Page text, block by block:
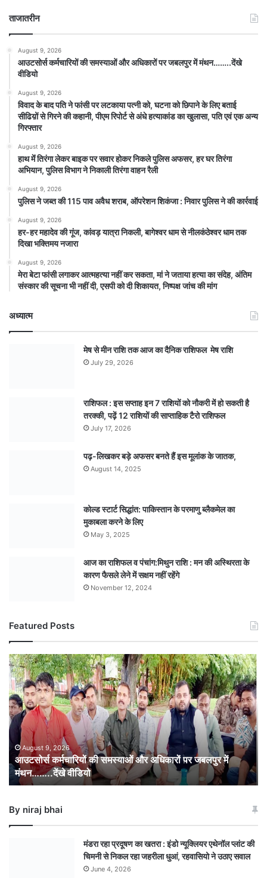
ताजातरीन
August 9, 2026
आउटसोर्स कर्मचारियों की समस्याओं और अधिकारों पर जबलपुर में मंथन……..देंखे
वीडियो
August 9, 2026
विवाद के बाद पति ने फांसी पर लटकाया पत्नी को, घटना को छिपाने के लिए बताई
सीढिय़ों से गिरने की कहानी, पीएम रिपोर्ट से अंधे हत्याकांड का खुलासा, पति एवं एक अन्य
गिरफ्तार
August 9, 2026
हाथ मेंं तिरंगा लेकर बाइक पर सवार होकर निकले पुलिस अफसर, हर घर तिरंगा
अभियान, पुलिस विभाग ने निकाली तिरंगा वाहन रैली
August 9, 2026
पुलिस ने जब्त की 115 पाव अवैध शराब, ऑपरेशन शिकंजा : निवार पुलिस ने की कार्रवाई
August 9, 2026
हर-हर महादेव की गूंज, कांवड़ यात्रा निकली, बागेश्वर धाम से नीलकंठेश्वर धाम तक
दिखा भक्तिमय नजारा
August 9, 2026
मेरा बेटा फांसी लगाकर आत्महत्या नहीं कर सकता, मां ने जताया हत्या का संदेह, अंतिम
संस्कार की सूचना भी नहीं दी, एसपी को दी शिकायत, निष्पक्ष जांच की मांग
अध्यात्म
मेष से मीन राशि तक आज का दैनिक राशिफल मेष राशि
July 29, 2026
राशिफल : इस सप्ताह इन 7 राशियों को नौकरी में हो सकती है
तरक्की, पढ़ें 12 राशियों की साप्ताहिक टैरो राशिफल
July 17, 2026
पढ़-लिखकर बड़े अफसर बनते हैं इस मूलांक के जातक,
August 14, 2025
कोल्ड स्टार्ट सिद्धांत: पाकिस्तान के परमाणु ब्लैकमेल का
मुकाबला करने के लिए
May 3, 2025
आज का राशिफल व पंचांग:मिथुन राशि : मन की अस्थिरता के
कारण फैसले लेने में सक्षम नहीं रहेंगे
November 12, 2024
Featured Posts
आउटसोर्स
कर्मचारियों
की
समस्याओं
और
अधिकारों
पर
जबलपुर
मंथन……..देंखे
वीडियो
August 9, 2026
आउटसोर्स कर्मचारियों की समस्याओं और अधिकारों पर जबलपुर में
मंथन……..देंखे वीडियो
By niraj bhai
मंडरा रहा प्रदूषण का खतरा : इंडो न्यूक्लियर एथेनॉल प्लांट की
चिमनी से निकल रहा जहरीला धुआं, रहवासियो ने उठाए सवाल
June 4, 2026